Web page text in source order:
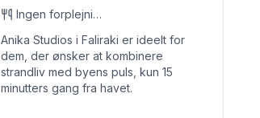
Ingen forplejning
Anika Studios i Faliraki er ideelt for
dem, der ønsker at kombinere
strandliv med byens puls, kun 15
minutters gang fra havet.